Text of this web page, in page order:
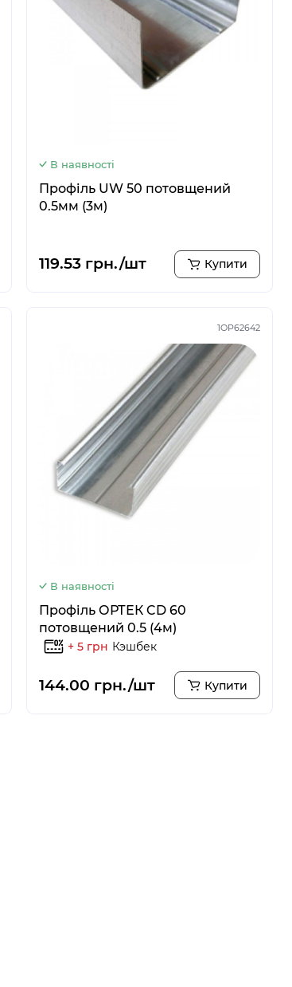
В наявності
Профіль UW 50 потовщений
0.5мм (3м)
119.53 грн./шт Купити
1OP62642
В наявності
Профіль ОРТЕК CD 60
потовщений 0.5 (4м)
+ 5 грн Кэшбек
144.00 грн./шт Купити